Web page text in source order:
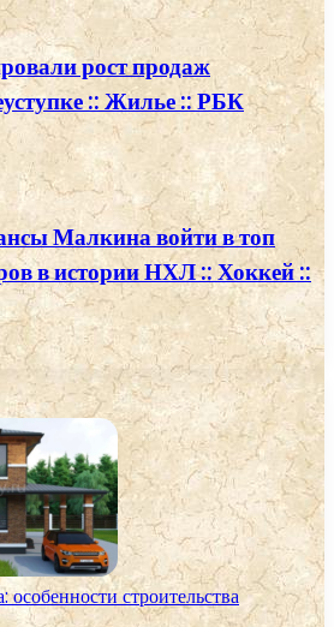
рост продаж
:: Жилье :: РБК
Малкина войти в топ
в истории НХЛ :: Хоккей ::
особенности строительства